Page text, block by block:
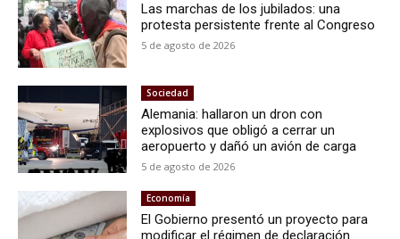
Las marchas de los jubilados: una
protesta persistente frente al Congreso
5 de agosto de 2026
Sociedad
Alemania: hallaron un dron con
explosivos que obligó a cerrar un
aeropuerto y dañó un avión de carga
5 de agosto de 2026
Economía
El Gobierno presentó un proyecto para
modificar el régimen de declaración